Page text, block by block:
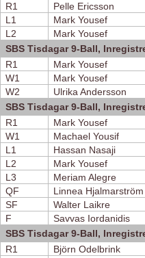
R1
Pelle Ericsson
L1
Mark Yousef
L2
Mark Yousef
SBS Tisdagar 9-Ball,
R1
Mark Yousef
W1
Mark Yousef
W2
Ulrika Andersson
SBS Tisdagar 9-Ball,
R1
Mark Yousef
W1
Machael Yousif
L1
Hassan Nasaji
L2
Mark Yousef
L3
Meriam Alegre
QF
Linnea Hjalmarström
SF
Walter Laikre
F
Savvas Iordanidis
SBS Tisdagar 9-Ball,
R1
Björn Odelbrink